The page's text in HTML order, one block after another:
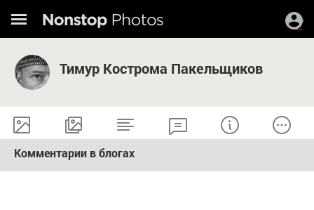
Тимур Кострома Пакельщиков
Комментарии в блогах